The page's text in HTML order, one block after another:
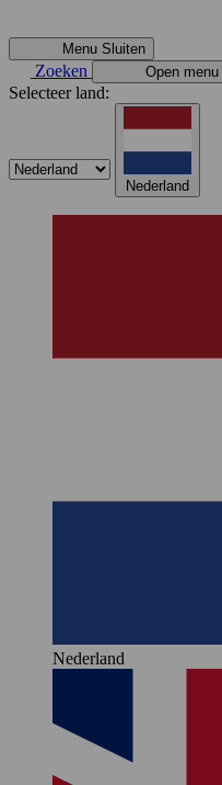
Menu Sluiten
Zoeken Open menu
Selecteer land:
Nederland
Nederland